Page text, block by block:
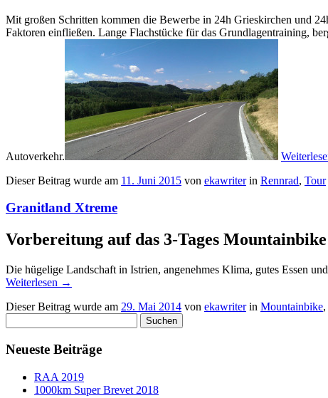
Mit großen Schritten kommen die Bewerbe in 24h Grieskirchen und
Faktoren einfließen. Lange Flachstücke für das Grundlagentraining,
Autoverkehr.
Dieser Beitrag wurde am 11. Juni 2015 von ekawriterin Rennrad, Tour
Granitland Xtreme
Vorbereitung auf das 3-Tages
Die hügelige Landschaft in Istrien, angenehmes Klima, gutes Essen
Weiterlesen →
Dieser Beitrag wurde am 29. Mai 2014 von ekawriterin Mountainbike,
nach:
Neueste Beiträge
RAA 2019
1000km Super Brevet 2018